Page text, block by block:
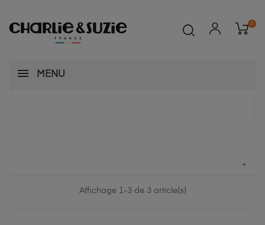
0
MENU

Affichage 1-3 de 3 article(s)